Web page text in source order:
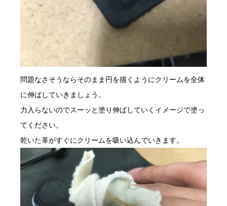
問題なさそうならそのまま円を描くようにクリームを全体
に伸ばしていきましょう。
力入らないのでスーッと塗り伸ばしていくイメージで塗っ
てください。
乾いた革がすぐにクリームを吸い込んでいきます。